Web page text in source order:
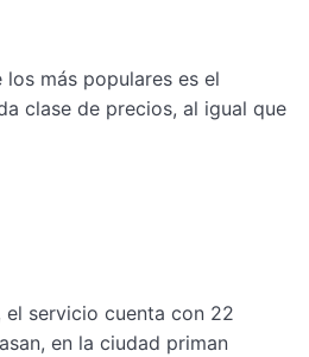
más populares es el
clase de precios, al igual que
servicio cuenta con 22
en la ciudad priman